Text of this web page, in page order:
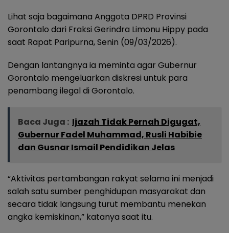
Lihat saja bagaimana Anggota DPRD Provinsi
Gorontalo dari Fraksi Gerindra Limonu Hippy pada
saat Rapat Paripurna, Senin (09/03/2026).
Dengan lantangnya ia meminta agar Gubernur
Gorontalo mengeluarkan diskresi untuk para
penambang ilegal di Gorontalo.
Baca Juga : Ijazah Tidak Pernah Digugat,
Gubernur Fadel Muhammad, Rusli Habibie
dan Gusnar Ismail Pendidikan Jelas
“Aktivitas pertambangan rakyat selama ini menjadi
salah satu sumber penghidupan masyarakat dan
secara tidak langsung turut membantu menekan
angka kemiskinan,” katanya saat itu.